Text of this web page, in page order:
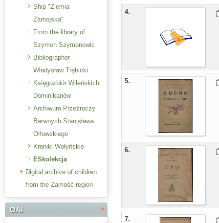
Ship "Ziemia
Zamojska"
From the library of
Szymon Szymonowic
Bibliographer
Władysław Trębicki
Księgozbiór Wileńskich
Dominikanów
Archiwum Przeźroczy
Barwnych Stanisława
Orłowskiego
Kroniki Wołyńskie
ESkolekcja
Digital archive of children
from the Zamość region
OAI
4.
5.
6.
7.